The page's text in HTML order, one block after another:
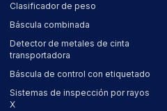
Clasificador de peso
Báscula combinada
Detector de metales de cinta
transportadora
Báscula de control con etiquetado
Sistemas de inspección por rayos
X